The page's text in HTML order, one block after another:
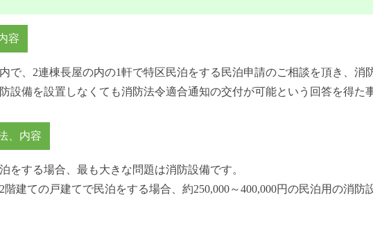
容
で、2連棟長屋の内の1軒で特区民泊をする民泊申請のご相談を頂き、消
設備を設置しなくても消防法令適合通知の交付が可能という回答を得た
、内容
をする場合、最も大きな問題は消防設備です。
階建ての戸建てで民泊をする場合、約250,000～400,000円の民泊用の消防